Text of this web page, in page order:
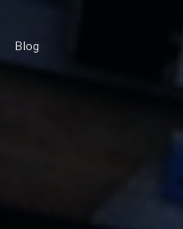
Blog